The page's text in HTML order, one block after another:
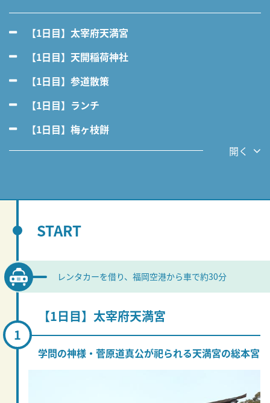
開く
【1日目】太宰府天満宮
【1日目】天開稲荷神社
【1日目】参道散策
【1日目】ランチ
【1日目】梅ヶ枝餅
START
レンタカーを借り、福岡空港から車で約30分
【1日目】太宰府天満宮
学問の神様・菅原道真公が祀られる天満宮の総本宮